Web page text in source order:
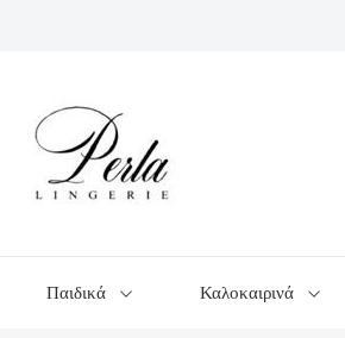
Παιδικά Καλοκαιρινά